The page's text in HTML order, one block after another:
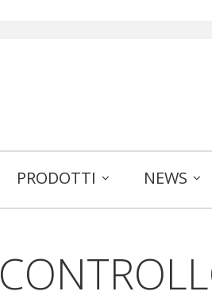
PRODOTTI NEWS